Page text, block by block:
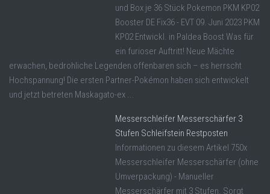
und Box je 36 Stück Pokemon PKM KP02
Booster DE Fix36 - EVT 09. Juni 2023 PKM
KP02 Entwickl. in Paldea Boost Was für
ein furioser Auftritt! Neue Mächte
erwachen, bedrohliche Legenden offenbaren sich – es herrscht
Hochspannung! Die ersten Partner-Pokémon haben sich entwickelt
und jetzt betreten Maskagato-ex ...
Messerschleifer Messerschärfer 3
Stufen Schleifstein Restposten
Informationen zu diesem Artikel 750x
Messerschleifer Messerschärfer (ohne
Umverpackung) - Manueller
Messerschärfer mit 3 Stufen. Sorgt